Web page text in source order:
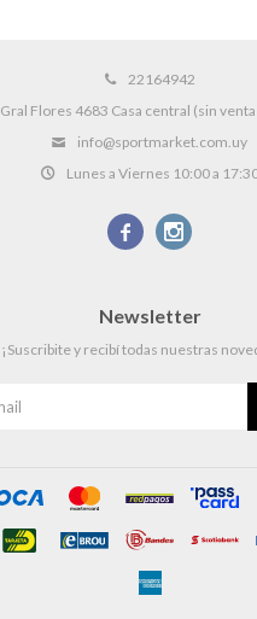
22164942
Gral Flores 4683 Casa central (sin
info@sportmarket.com.uy
Lunes a Viernes 10:00 a
 
Newsletter
¡Suscribite y recibí todas nuestras